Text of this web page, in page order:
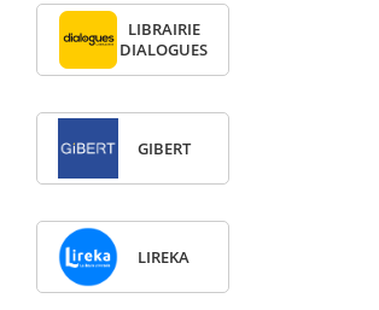
LIBRAIRIE
DIALOGUES
GIBERT
LIREKA